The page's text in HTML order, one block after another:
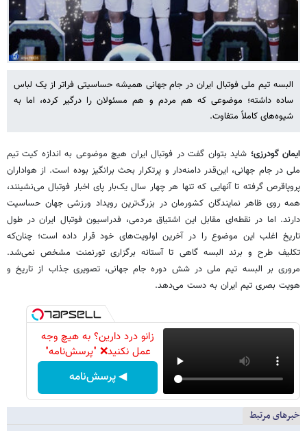
البسه تیم ملی فوتبال ایران در جام جهانی همیشه حساسیتی فراتر از یک لباس
ساده داشته؛ موضوعی که هم مردم و هم مسئولان را درگیر کرده، اما به
شیوه‌های کاملاً متفاوت.
ایمان گودرزی؛ شاید بتوان گفت در فوتبال ایران هیچ موضوعی به اندازه کیت تیم
ملی در جام جهانی، این‌قدر دامنه‌دار و پرتکرار بحث برانگیز بوده است. از هواداران
پروپاقرص گرفته تا آنهایی که تنها هر چهار سال یک‌بار پای اخبار فوتبال می‌نشینند،
همه روی ظاهر نمایندگان کشورمان در بزرگ‌ترین رویداد ورزشی جهان حساسیت
دارند. اما در نقطه‌ای مقابل این اشتیاق مردمی، فدراسیون فوتبال ایران در طول
تاریخ اغلب این موضوع را در آخرین اولویت‌های خود قرار داده است؛ چنان‌که
تکلیف طرح و برند البسه گاهی تا آستانه برگزاری تورنمنت مشخص نمی‌شد.
مروری بر البسه تیم ملی در شش دوره جام جهانی، تصویری جذاب از تاریخ و
هویت بصری تیم ایران به دست می‌دهد.
زانو درد دارین؟ به هیچ وجه
عمل نکنید❌ "پرسش‌نامه"
◀ پرسش‌نامه
خبرهای مرتبط